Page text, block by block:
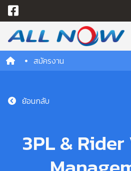
สมัครงาน
ย้อนกลับ
3PL &